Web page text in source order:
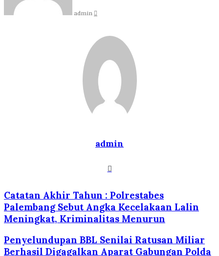
admin
admin
Website
Catatan Akhir Tahun : Polrestabes
Palembang Sebut Angka Kecelakaan Lalin
Meningkat, Kriminalitas Menurun
Penyelundupan BBL Senilai Ratusan Miliar
Berhasil Digagalkan Aparat Gabungan Polda